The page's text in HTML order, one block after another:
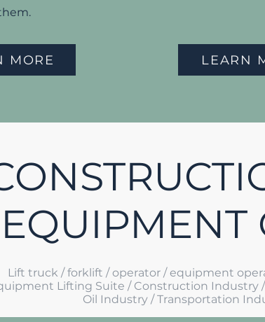
MORE LEARN
EQUIPMENT
Lift truck / forklift / operator / equipment
Lifting Suite / Construction
Oil Industry / Transportation